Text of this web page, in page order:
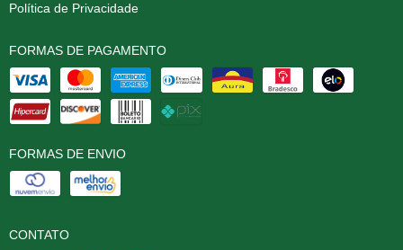
Política de Privacidade
FORMAS DE PAGAMENTO
FORMAS DE ENVIO
CONTATO